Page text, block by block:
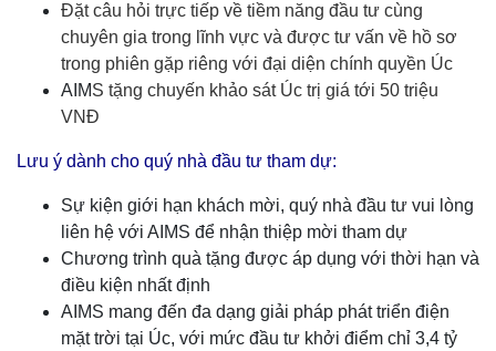
Đặt câu hỏi trực tiếp về tiềm năng đầu tư cùng
chuyên gia trong lĩnh vực và được tư vấn về hồ sơ
trong phiên gặp riêng với đại diện chính quyền Úc
AIMS tặng chuyến khảo sát Úc trị giá tới 50 triệu
VNĐ
Lưu ý dành cho quý nhà đầu tư tham dự:
Sự kiện giới hạn khách mời, quý nhà đầu tư vui lòng
liên hệ với AIMS để nhận thiệp mời tham dự
Chương trình quà tặng được áp dụng với thời hạn và
điều kiện nhất định
AIMS mang đến đa dạng giải pháp phát triển điện
mặt trời tại Úc, với mức đầu tư khởi điểm chỉ 3,4 tỷ